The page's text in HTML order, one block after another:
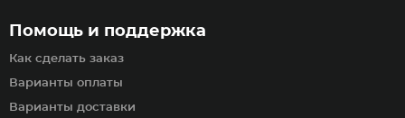
Помощь и поддержка
Как сделать заказ
Варианты оплаты
Варианты доставки